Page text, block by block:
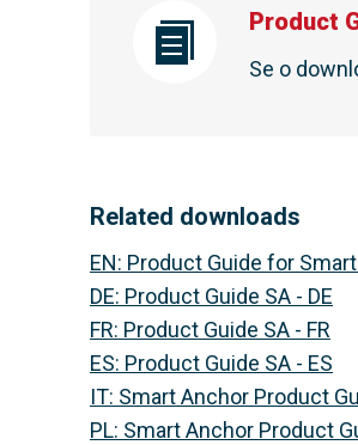
Product
Se o
Related downloads
EN: Product Guide for
DE: Product Guide SA - DE
FR: Product Guide SA - FR
ES: Product Guide SA - ES
IT: Smart Anchor Product
PL: Smart Anchor Product